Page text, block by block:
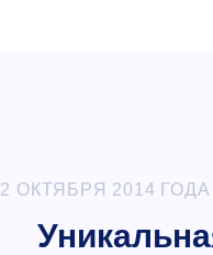
ОКТЯБРЯ 2014 ГОДА